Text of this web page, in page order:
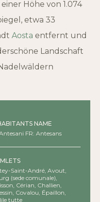
Höhe von 1.074
etwa 33
Aosta entfernt und
Landschaft
NAME
FR: Antesans
Saint-André, Avout,
(sede comunale),
Cérian, Challien,
Covalou, Épaillon,
Filey, Grand-Moulin,
tutte